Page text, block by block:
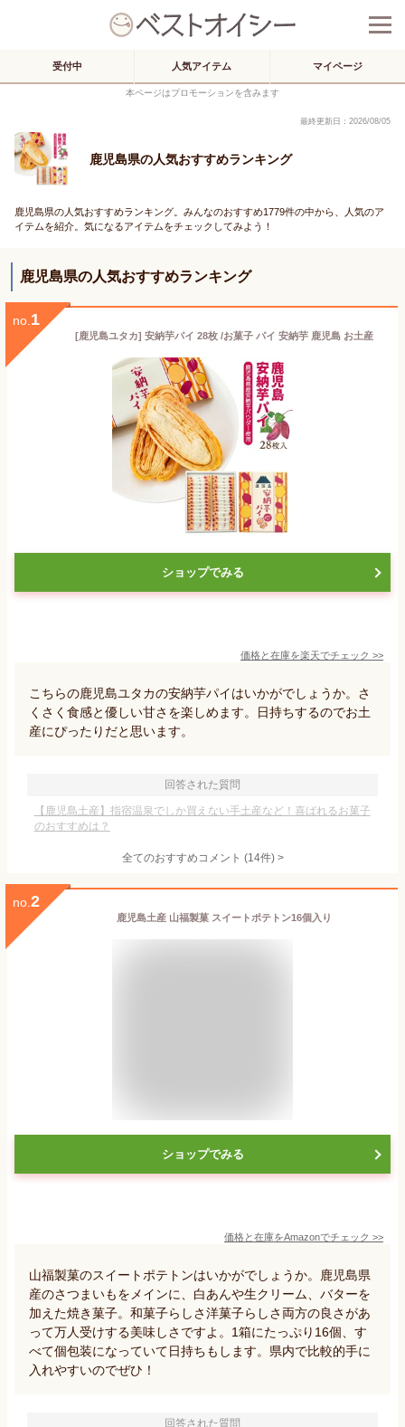
受付中 人気アイテム マイページ
本ページはプロモーションを含みます
最終更新日：2026/08/05
鹿児島県の人気おすすめランキング
鹿児島県の人気おすすめランキング。みんなのおすすめ1779件の中から、人気のア
イテムを紹介。気になるアイテムをチェックしてみよう！
鹿児島県の人気おすすめランキング
no. 1
[鹿児島ユタカ] 安納芋パイ 28枚 /お菓子 パイ 安納芋 鹿児島 お土産
ショップでみる
価格と在庫を楽天でチェック >>
こちらの鹿児島ユタカの安納芋パイはいかがでしょうか。さ
くさく食感と優しい甘さを楽しめます。日持ちするのでお土
産にぴったりだと思います。
回答された質問
【鹿児島土産】指宿温泉でしか買えない手土産など！喜ばれるお菓子
のおすすめは？
全てのおすすめコメント (14件) >
no. 2
鹿児島土産 山福製菓 スイートポテトン16個入り
ショップでみる
価格と在庫をAmazonでチェック >>
山福製菓のスイートポテトンはいかがでしょうか。鹿児島県
産のさつまいもをメインに、白あんや生クリーム、バターを
加えた焼き菓子。和菓子らしさ洋菓子らしさ両方の良さがあ
って万人受けする美味しさですよ。1箱にたっぷり16個、す
べて個包装になっていて日持ちもします。県内で比較的手に
入れやすいのでぜひ！
回答された質問